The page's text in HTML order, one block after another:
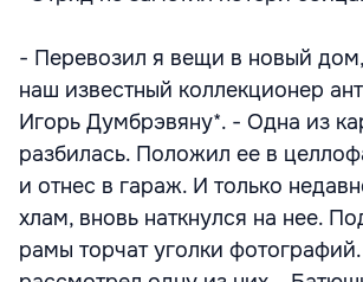
- Перевозил я вещи в новый
наш известный коллекционер
Игорь Думбрэвяну*. - Одна из
разбилась. Положил ее в
и отнес в гараж. И только
хлам, вновь наткнулся на нее.
рамы торчат уголки